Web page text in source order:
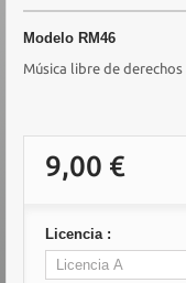
Modelo RM46
Música libre de derechos
9,00 €
Licencia :